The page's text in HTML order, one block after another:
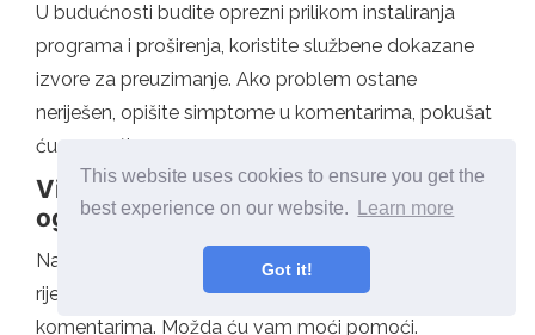
This website uses cookies to ensure you get the
best experience on our website.
Learn more
Got it!
U budućnosti budite oprezni prilikom instaliranja
programa i proširenja, koristite službene dokazane
izvore za preuzimanje. Ako problem ostane
neriješen, opišite simptome u komentarima, pokušat
ću pomoći.
Video upute - Kako se riješiti
oglašavanja u pop -up Windows
Nadam se da je uputa bila korisna i omogućila je
riješiti problem. Ako ne, opišite svoju situaciju u
komentarima. Možda ću vam moći pomoći.